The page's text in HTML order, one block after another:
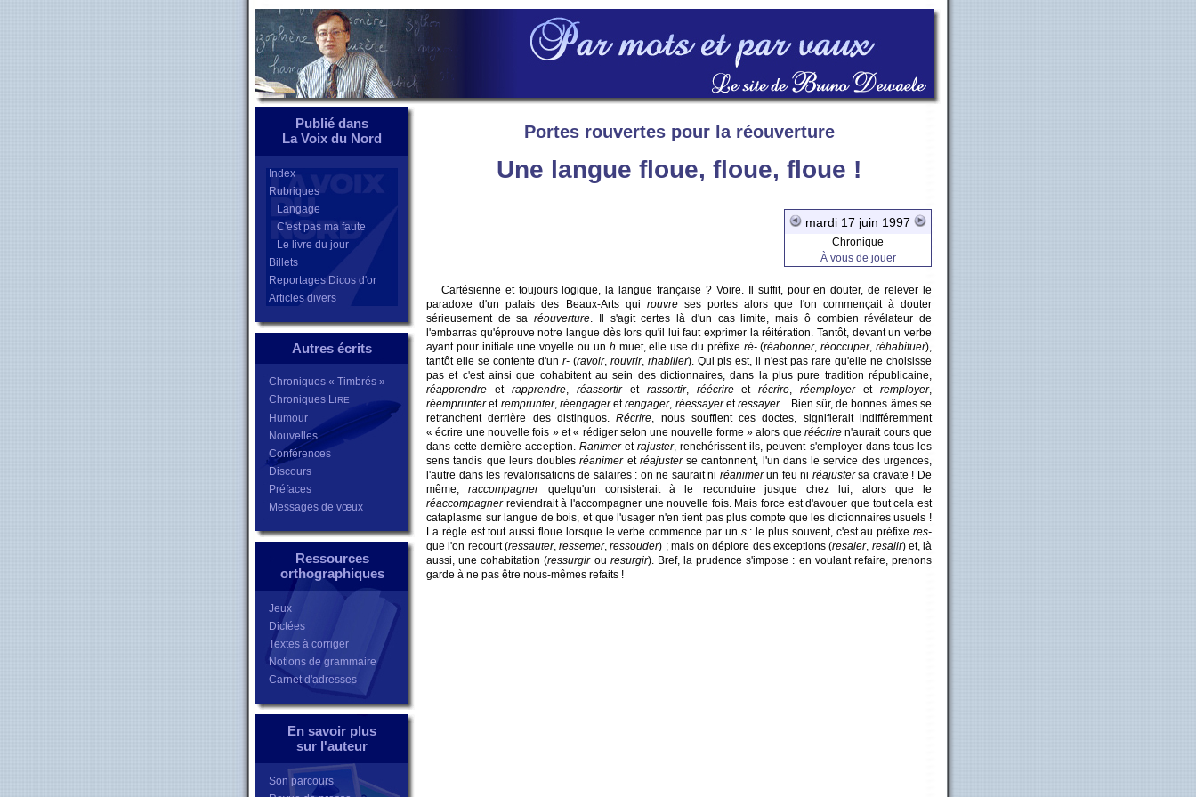
Publié dans
La Voix du Nord
Index
Rubriques
Langage
C'est pas ma faute
Le livre du jour
Billets
Reportages Dicos d'or
Articles divers
Autres écrits
Chroniques « Timbrés »
Chroniques LIRE
Humour
Nouvelles
Conférences
Discours
Préfaces
Messages de vœux
Ressources
orthographiques
Jeux
Dictées
Textes à corriger
Notions de grammaire
Carnet d'adresses
En savoir plus
sur l'auteur
Son parcours
Portes rouvertes pour la réouverture
Une langue floue, floue, floue !
mardi 17 juin 1997
Chronique
À vous de jouer
Cartésienne et toujours logique, la langue française ? Voire. Il suffit, pour en douter, de relever le
paradoxe d'un palais des Beaux-Arts qui rouvreses portes alors que l'on commençait à douter
sérieusement de saréouverture. Il s'agit certes là d'un cas limite, mais ô combien révélateur de
l'embarras qu'éprouve notre langue dès lors qu'il lui faut exprimer la réitération. Tantôt, devant un verbe
ayant pour initiale une voyelle ou un h muet, elle use du préfixe ré-(réabonner,réoccuper, réhabituer),
tantôt elle se contente d'un r-(ravoir, rouvrir, rhabiller). Qui pis est, il n'est pas rare qu'elle ne choisisse
pas et c'est ainsi que cohabitent au sein des dictionnaires, dans la plus pure tradition républicaine,
réapprendre et rapprendre, réassortiret rassortir, réécrireetrécrire,réemployeretremployer,
réemprunteret remprunter, réengageretrengager, réessayeretressayer... Bien sûr, de bonnes âmes se
retranchent derrière des distinguos.Récrire, nous soufflent ces doctes, signifierait indifféremment
« écrire une nouvelle fois » et « rédiger selon une nouvelle forme » alors queréécrire n'aurait cours que
dans cette dernière acception. Ranimeretrajuster, renchérissent-ils, peuvent s'employer dans tous les
sens tandis que leurs doublesréanimeret réajusterse cantonnent, l'un dans le service des urgences,
l'autre dans les revalorisations de salaires : on ne saurait ni réanimerun feu ni réajustersa cravate ! De
même,raccompagnerquelqu'un consisterait à le reconduire jusque chez lui, alors que le
réaccompagnerreviendrait à l'accompagner une nouvelle fois. Mais force est d'avouer que tout cela est
cataplasme sur langue de bois, et que l'usager n'en tient pas plus compte que les dictionnaires usuels !
La règle est tout aussi floue lorsque le verbe commence par un s: le plus souvent, c'est au préfixeres-
que l'on recourt (ressauter,ressemer,ressouder) ; mais on déplore des exceptions (resaler, resalir) et, là
aussi, une cohabitation (ressurgirou resurgir). Bref, la prudence s'impose : en voulant refaire, prenons
garde à ne pas être nous-mêmes refaits !